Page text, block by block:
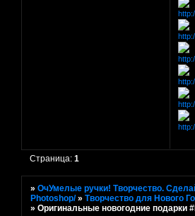
Страница:1
»ОчУмелые ручки! Творчество.
Photoshop/ »Творчество для Нового
»Оригинальные новогодние подарки